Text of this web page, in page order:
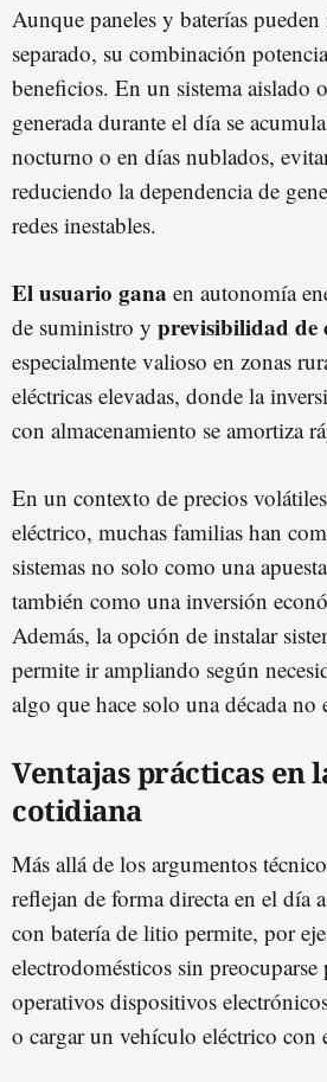
Aunque paneles y baterías
separado, su combinación
beneficios. En un sistema aislado
generada durante el día se
nocturno o en días nublados,
reduciendo la dependencia de
redes inestables.
El usuario gana en autonomía
de suministro y previsibilidad de
especialmente valioso en zonas
eléctricas elevadas, donde la
con almacenamiento se amortiza
En un contexto de precios
eléctrico, muchas familias han
sistemas no solo como una
también como una inversión
Además, la opción de instalar
permite ir ampliando según
algo que hace solo una década no
Ventajas prácticas en
cotidiana
Más allá de los argumentos
reflejan de forma directa en el día
con batería de litio permite, por
electrodomésticos sin
operativos dispositivos
o cargar un vehículo eléctrico con